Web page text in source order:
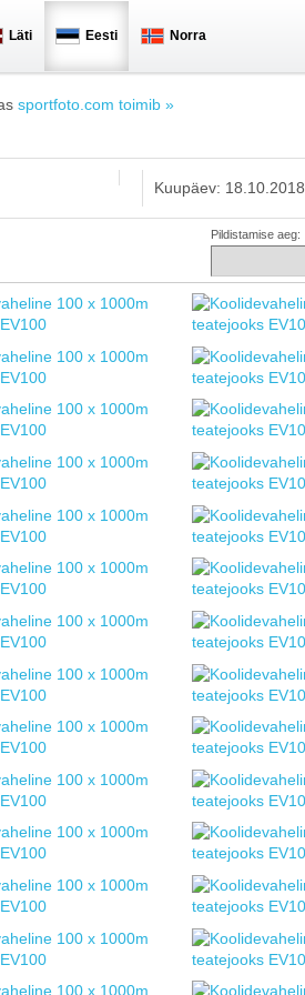
Läti Eesti Norra
sportfoto.com toimib »
Kuupäev: 18.10.2018
Pildistamise aeg: